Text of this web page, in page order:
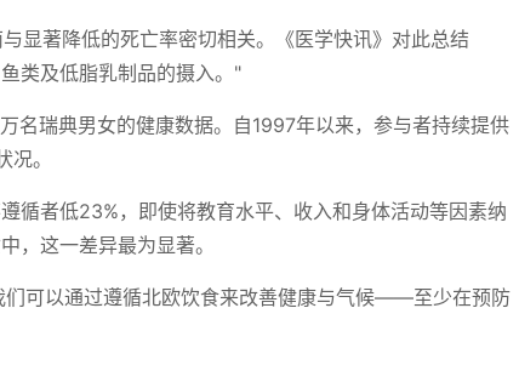
显著降低的死亡率密切相关。《医学快讯》对此总结
类及低脂乳制品的摄入。"
名瑞典男女的健康数据。自1997年以来，参与者持续提供
。
循者低23%，即使将教育水平、收入和身体活动等因素纳
，这一差异最为显著。
们可以通过遵循北欧饮食来改善健康与气候——至少在预防